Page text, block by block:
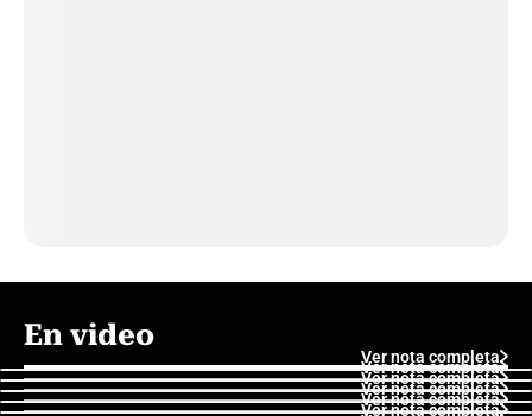
En video
Ver nota completa
Ver nota completa
Ver nota completa
Ver nota completa
Ver nota completa
Ver nota completa